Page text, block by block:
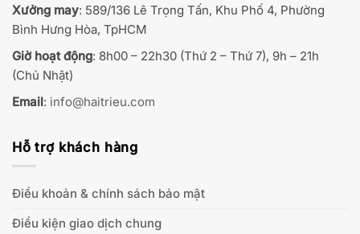
Xưởng may: 589/136 Lê Trọng Tấn, Khu Phố 4, Phường
Bình Hưng Hòa, TpHCM
Giờ hoạt động: 8h00 – 22h30 (Thứ 2 – Thứ 7), 9h – 21h
(Chủ Nhật)
Email: info@haitrieu.com
Hỗ trợ khách hàng
Điều khoản & chính sách bảo mật
Điều kiện giao dịch chung